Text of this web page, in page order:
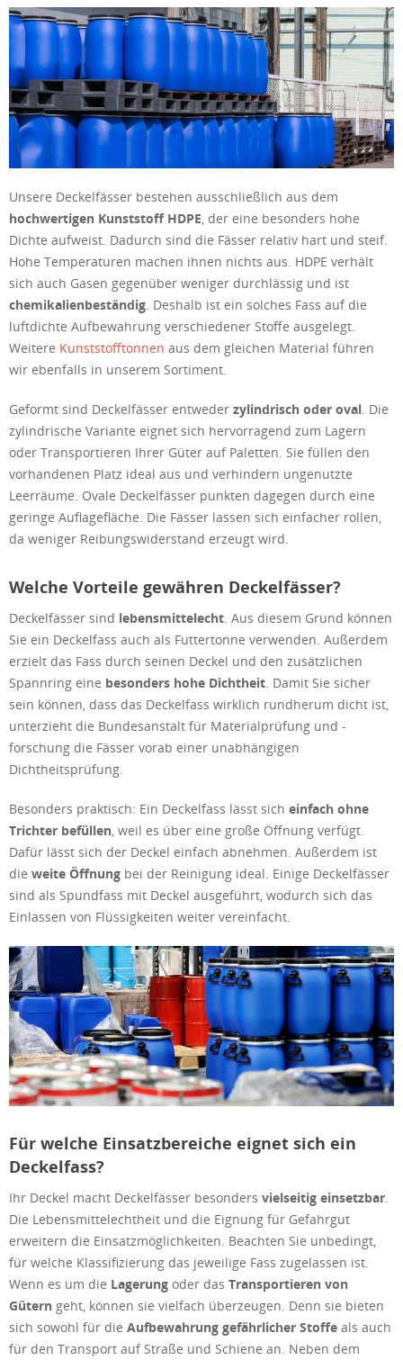
Unsere Deckelfässer bestehen ausschließlich aus dem
hochwertigen Kunststoff HDPE , der eine besonders hohe
Dichte aufweist. Dadurch sind die Fässer relativ hart und steif.
Hohe Temperaturen machen ihnen nichts aus. HDPE verhält
sich auch Gasen gegenüber weniger durchlässig und ist
chemikalienbeständig . Deshalb ist ein solches Fass auf die
luftdichte Aufbewahrung verschiedener Stoffe ausgelegt.
Weitere Kunststofftonnen aus dem gleichen Material führen
wir ebenfalls in unserem Sortiment.
Geformt sind Deckelfässer entweder zylindrisch oder oval . Die
zylindrische Variante eignet sich hervorragend zum Lagern
oder Transportieren Ihrer Güter auf Paletten. Sie füllen den
vorhandenen Platz ideal aus und verhindern ungenutzte
Leerräume. Ovale Deckelfässer punkten dagegen durch eine
geringe Auflagefläche. Die Fässer lassen sich einfacher rollen,
da weniger Reibungswiderstand erzeugt wird.
Welche Vorteile gewähren Deckelfässer?
Deckelfässer sind lebensmittelecht . Aus diesem Grund können
Sie ein Deckelfass auch als Futtertonne verwenden. Außerdem
erzielt das Fass durch seinen Deckel und den zusätzlichen
Spannring eine besonders hohe Dichtheit . Damit Sie sicher
sein können, dass das Deckelfass wirklich rundherum dicht ist,
unterzieht die Bundesanstalt für Materialprüfung und -
forschung die Fässer vorab einer unabhängigen
Dichtheitsprüfung.
Besonders praktisch: Ein Deckelfass lässt sich einfach ohne
Trichter befüllen , weil es über eine große Öffnung verfügt.
Dafür lässt sich der Deckel einfach abnehmen. Außerdem ist
die weite Öffnung bei der Reinigung ideal. Einige Deckelfässer
sind als Spundfass mit Deckel ausgeführt, wodurch sich das
Einlassen von Flüssigkeiten weiter vereinfacht.
Für welche Einsatzbereiche eignet sich ein
Deckelfass?
Ihr Deckel macht Deckelfässer besonders vielseitig einsetzbar.
Die Lebensmittelechtheit und die Eignung für Gefahrgut
erweitern die Einsatzmöglichkeiten. Beachten Sie unbedingt,
für welche Klassifizierung das jeweilige Fass zugelassen ist.
Wenn es um die Lagerung oder das Transportieren von
Gütern geht, können sie vielfach überzeugen. Denn sie bieten
sich sowohl für die Aufbewahrung gefährlicher Stoffe als auch
für den Transport auf Straße und Schiene an. Neben dem